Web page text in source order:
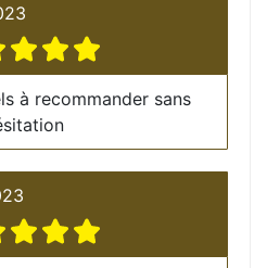
à recommander sans